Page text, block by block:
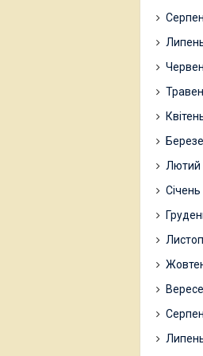
Лютий